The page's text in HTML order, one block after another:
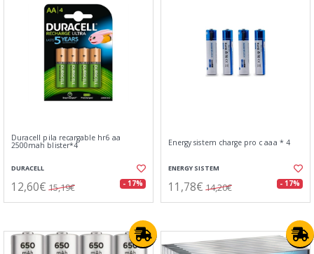
Duracell pila recargable hr6 aa
2500mah blister*4
DURACELL
12,60€ 15,19€ - 17%
Energy sistem charge pro c aaa * 4
ENERGY SISTEM
11,78€ 14,20€ - 17%